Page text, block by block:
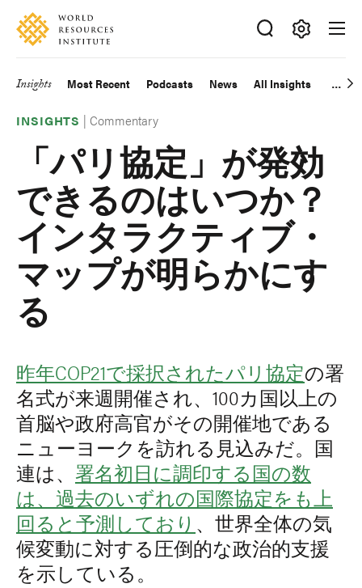
Skip
main
Accessibility
Making
Big
Happen
Main
navigation
Insights Most Recent Podcasts News All Insights
INSIGHTS |Commentary
「パリ協定」が発効
できるのはいつか？
インタラクティブ・
マップが明らかにす
る
昨年COP21で採択されたパリ協定の署
名式が来週開催され、100カ国以上の
首脳や政府高官がその開催地である
ニューヨークを訪れる見込みだ。国
連は、 署名初日に調印する国の数
は、過去のいずれの国際協定をも上
回ると予測しており 、世界全体の気
候変動に対する圧倒的な政治的支援
を示している。